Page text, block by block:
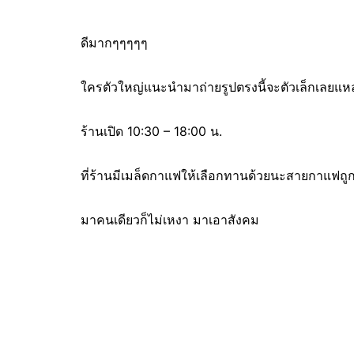
ดีมากๆๆๆๆๆ
ใครตัวใหญ่แนะนำมาถ่ายรูปตรงนี้จะตัวเล็กเลยแห
ร้านเปิด 10:30 – 18:00 น.
ที่ร้านมีเมล็ดกาแฟให้เลือกทานด้วยนะสายกาแฟถู
มาคนเดียวก็ไม่เหงา มาเอาสังคม